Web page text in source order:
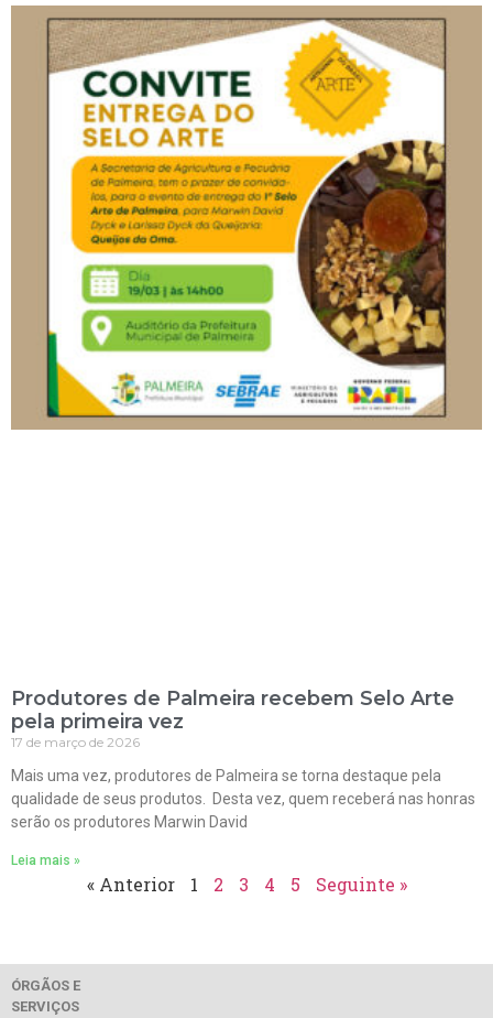
Produtores de Palmeira recebem Selo Arte
pela primeira vez
17 de março de 2026
Mais uma vez, produtores de Palmeira se torna destaque pela
qualidade de seus produtos. Desta vez, quem receberá nas honras
serão os produtores Marwin David
Leia mais »
« Anterior 1 2 3 4 5 Seguinte »
ÓRGÃOS E
SERVIÇOS